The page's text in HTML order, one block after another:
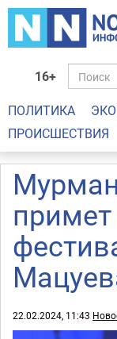
16+
ПОЛИТИКА
ПРОИСШЕСТВИЯ
22.02.2024, 11:43